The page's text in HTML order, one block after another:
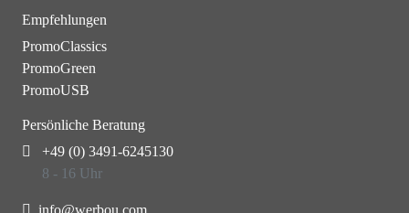
Empfehlungen
PromoClassics
PromoGreen
PromoUSB
Persönliche Beratung
+49 (0) 3491-6245130
8 - 16 Uhr
info@werbou.com